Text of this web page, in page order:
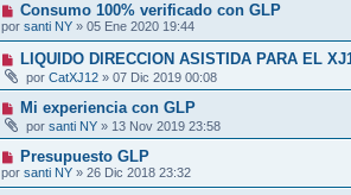
Consumo 100% verificado con GLP
por santi NY » 05 Ene 2020 19:44
LIQUIDO DIRECCION ASISTIDA PARA EL
por CatXJ12 » 07 Dic 2019 00:08
Mi experiencia con GLP
por santi NY » 13 Nov 2019 23:58
Presupuesto GLP
por santi NY » 26 Dic 2018 23:32